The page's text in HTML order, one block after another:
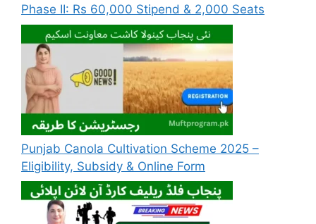
Phase II: Rs 60,000 Stipend & 2,000 Seats
Punjab Canola Cultivation Scheme 2025 –
Eligibility, Subsidy & Online Form